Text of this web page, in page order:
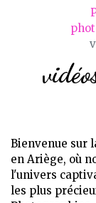
Bienvenue sur
en Ariège, où
l'univers
les plus